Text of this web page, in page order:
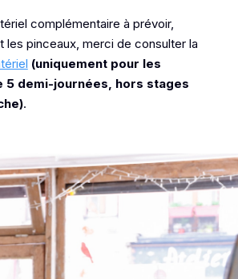
complémentaire à prévoir,
les pinceaux, merci de consulter la
(uniquement pour les
5 demi-journées, hors stages
.